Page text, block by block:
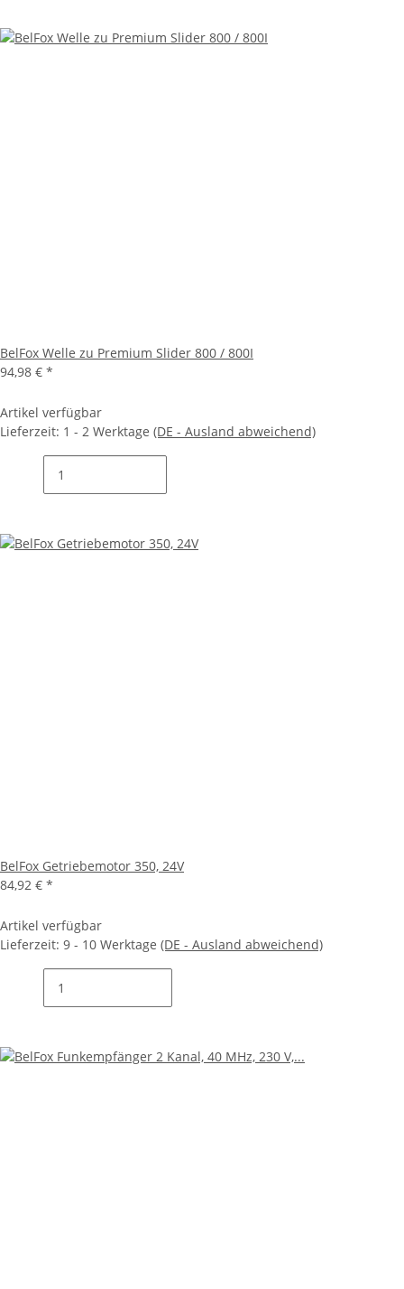
BelFox Welle zu Premium Slider 800 / 800I
94,98 € *
Artikel verfügbar
Lieferzeit: 1 - 2 Werktage (DE - Ausland abweichend)
BelFox Getriebemotor 350, 24V
84,92 € *
Artikel verfügbar
Lieferzeit: 9 - 10 Werktage (DE - Ausland abweichend)